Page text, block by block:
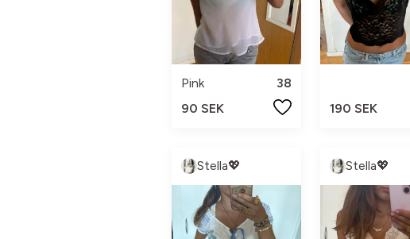
Pink
38
90 SEK
190 SEK
Stella💖 Stella💖